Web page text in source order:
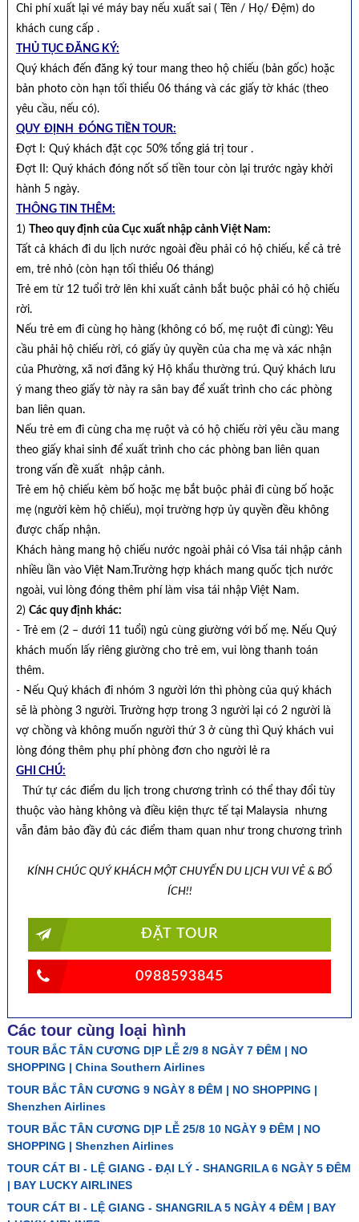
Chi phí xuất lại vé máy bay nếu xuất sai ( Tên / Họ/ Đệm) do
khách cung cấp .
THỦ TỤC ĐĂNG KÝ:
Quý khách đến đăng ký tour mang theo hộ chiếu (bản gốc) hoặc
bản photo còn hạn tối thiểu 06 tháng và các giấy tờ khác (theo
yêu cầu, nếu có).
QUY ĐỊNH ĐÓNG TIỀN TOUR:
Đợt I: Quý khách đặt cọc 50% tổng giá trị tour .
Đợt II: Quý khách đóng nốt số tiền tour còn lại trước ngày khởi
hành 5 ngày.
THÔNG TIN THÊM:
1) Theo quy định của Cục xuất nhập cảnh Việt Nam:
Tất cả khách đi du lịch nước ngoài đều phải có hộ chiếu, kể cả trẻ
em, trẻ nhỏ (còn hạn tối thiểu 06 tháng)
Trẻ em từ 12 tuổi trở lên khi xuất cảnh bắt buộc phải có hộ chiếu
rời.
Nếu trẻ em đi cùng họ hàng (không có bố, mẹ ruột đi cùng): Yêu
cầu phải hộ chiếu rời, có giấy ủy quyền của cha mẹ và xác nhận
của Phường, xã nơi đăng ký Hộ khẩu thường trú. Quý khách lưu
ý mang theo giấy tờ này ra sân bay để xuất trình cho các phòng
ban liên quan.
Nếu trẻ em đi cùng cha mẹ ruột và có hộ chiếu rời yêu cầu mang
theo giấy khai sinh để xuất trình cho các phòng ban liên quan
trong vấn đề xuất nhập cảnh.
Trẻ em hộ chiếu kèm bố hoặc mẹ bắt buộc phải đi cùng bố hoặc
mẹ (người kèm hộ chiếu), mọi trường hợp ủy quyền đều không
được chấp nhận.
Khách hàng mang hộ chiếu nước ngoài phải có Visa tái nhập cảnh
nhiều lần vào Việt Nam.Trường hợp khách mang quốc tịch nước
ngoài, vui lòng đóng thêm phí làm visa tái nhập Việt Nam.
2) Các quy định khác:
- Trẻ em (2 – dưới 11 tuổi) ngủ cùng giường với bố mẹ. Nếu Quý
khách muốn lấy riêng giường cho trẻ em, vui lòng thanh toán
thêm.
- Nếu Quý khách đi nhóm 3 người lớn thì phòng của quý khách
sẽ là phòng 3 người. Trường hợp trong 3 người lại có 2 người là
vợ chồng và không muốn người thứ 3 ở cùng thì Quý khách vui
lòng đóng thêm phụ phí phòng đơn cho người lẻ ra
GHI CHÚ:
Thứ tự các điểm du lịch trong chương trình có thể thay đổi tùy
thuộc vào hàng không và điều kiện thực tế tại Malaysia nhưng
vẫn đảm bảo đầy đủ các điểm tham quan như trong chương trình
KÍNH CHÚC QUÝ KHÁCH MỘT CHUYẾN DU LỊCH VUI VẺ & BỔ
ÍCH!!
ĐẶT TOUR
0988593845
Các tour cùng loại hình
TOUR BẮC TÂN CƯƠNG DỊP LỄ 2/9 8 NGÀY 7 ĐÊM | NO
SHOPPING | China Southern Airlines
TOUR BẮC TÂN CƯƠNG 9 NGÀY 8 ĐÊM | NO SHOPPING |
Shenzhen Airlines
TOUR BẮC TÂN CƯƠNG DỊP LỄ 25/8 10 NGÀY 9 ĐÊM | NO
SHOPPING | Shenzhen Airlines
TOUR CÁT BI - LỆ GIANG - ĐẠI LÝ - SHANGRILA 6 NGÀY 5 ĐÊM
| BAY LUCKY AIRLINES
TOUR CÁT BI - LỆ GIANG - SHANGRILA 5 NGÀY 4 ĐÊM | BAY